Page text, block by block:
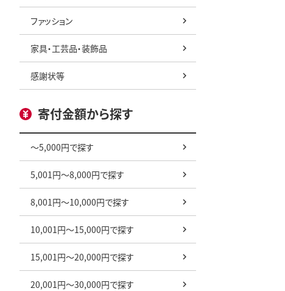
ファッション
家具・工芸品・装飾品
感謝状等
寄付金額から探す
～5,000円で探す
5,001円～8,000円で探す
8,001円～10,000円で探す
10,001円～15,000円で探す
15,001円～20,000円で探す
20,001円～30,000円で探す